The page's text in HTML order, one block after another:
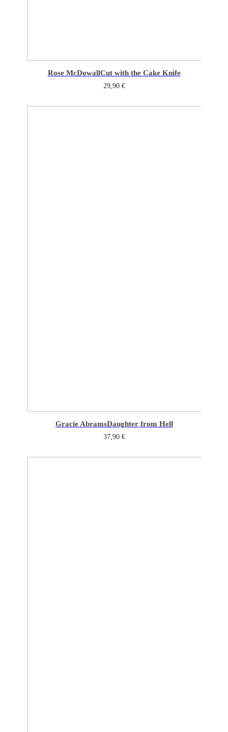
Rose McDowallCut with the Cake Knife
29,90 €
Gracie AbramsDaughter from Hell
37,90 €